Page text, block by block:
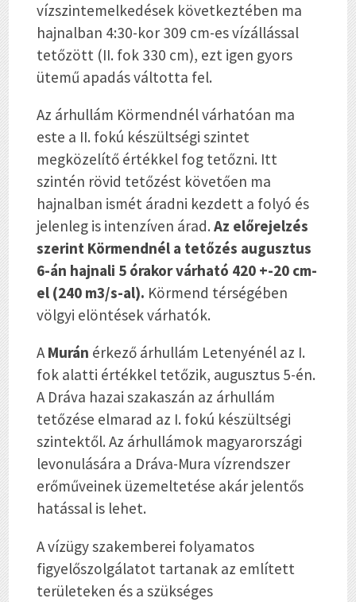
vízszintemelkedések következtében ma
hajnalban 4:30-kor 309 cm-es vízállással
tetőzött (II. fok 330 cm), ezt igen gyors
ütemű apadás váltotta fel.
Az árhullám Körmendnél várhatóan ma
este a II. fokú készültségi szintet
megközelítő értékkel fog tetőzni. Itt
szintén rövid tetőzést követően ma
hajnalban ismét áradni kezdett a folyó és
jelenleg is intenzíven árad. Az előrejelzés
szerint Körmendnél a tetőzés augusztus
6-án hajnali 5 órakor várható 420 +-20 cm-
el (240 m3/s-al). Körmend térségében
völgyi elöntések várhatók.
AMurán érkező árhullám Letenyénél az I.
fok alatti értékkel tetőzik, augusztus 5-én.
A Dráva hazai szakaszán az árhullám
tetőzése elmarad az I. fokú készültségi
szintektől. Az árhullámok magyarországi
levonulására a Dráva-Mura vízrendszer
erőműveinek üzemeltetése akár jelentős
hatással is lehet.
A vízügy szakemberei folyamatos
figyelőszolgálatot tartanak az említett
területeken és a szükséges